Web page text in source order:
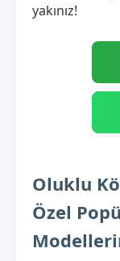
yakınız!
Oluklu
Özel